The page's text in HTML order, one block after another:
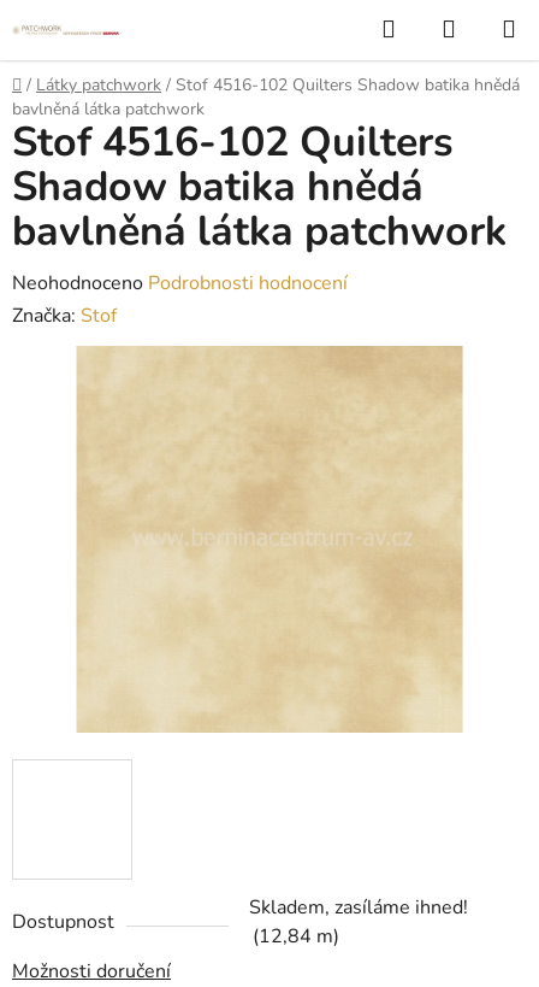
na
obsah
Hledat
KOŠÍK
Domů
/ Látky patchwork / Stof 4516-102 Quilters Shadow batika hnědá
bavlněná látka patchwork
Dostupnost
Skladem, zasíláme ihned!
(12,84 m)
Možnosti doručení
Stof 4516-102 Quilters
Shadow batika hnědá
bavlněná látka patchwork
Průměrné
hodnocení
produktu
Neohodnoceno Podrobnosti hodnocení
Značka: Stof